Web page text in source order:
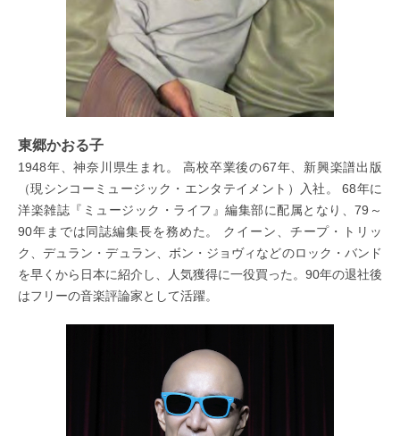
東郷かおる子
1948年、神奈川県生まれ。 高校卒業後の67年、新興楽譜出版
（現シンコーミュージック・エンタテイメント）入社。 68年に
洋楽雑誌『ミュージック・ライフ』編集部に配属となり、79～
90年までは同誌編集長を務めた。 クイーン、チープ・トリッ
ク、デュラン・デュラン、ボン・ジョヴィなどのロック・バンド
を早くから日本に紹介し、人気獲得に一役買った。90年の退社後
はフリーの音楽評論家として活躍。